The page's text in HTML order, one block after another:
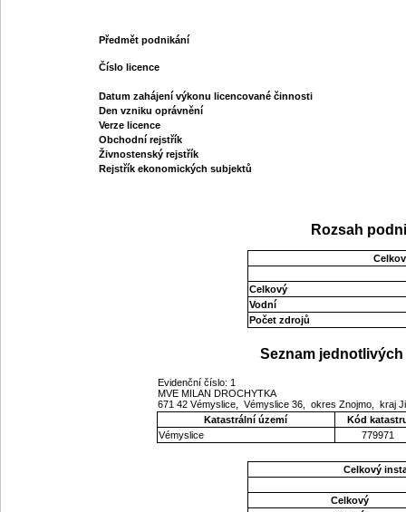
Předmět podnikání
Číslo licence
Datum zahájení výkonu licencované činnosti
Den vzniku oprávnění
Verze licence
Obchodní rejstřík
Živnostenský rejstřík
Rejstřík ekonomických subjektů
Rozsah
Celkový
Vodní
Počet zdrojů
Seznam
Evidenční číslo: 1
MVE MILAN DROCHYTKA
671 42 Vémyslice, Vémyslice 36, okres Znojmo, kraj
Katastrální území
Kód
Vémyslice
779971
Celkový
Celkový